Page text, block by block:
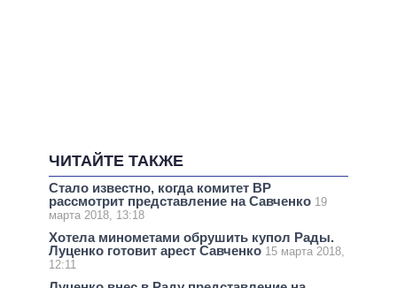
ЧИТАЙТЕ ТАКЖЕ
Стало известно, когда комитет ВР
рассмотрит представление на Савченко 19
марта 2018, 13:18
Хотела минометами обрушить купол Рады.
Луценко готовит арест Савченко 15 марта 2018,
12:11